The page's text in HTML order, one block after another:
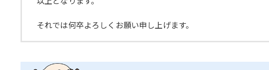
それでは何卒よろしくお願い申し上げます。